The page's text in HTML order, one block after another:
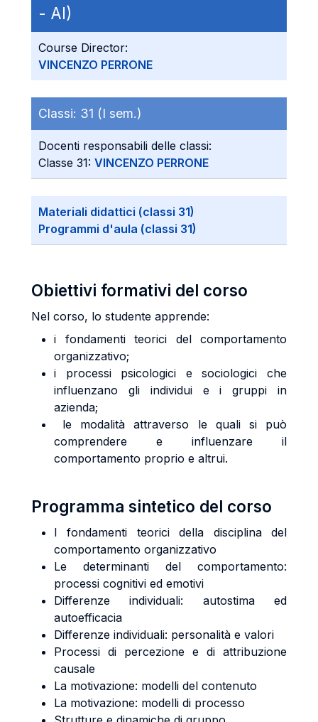
- AI)
Course Director:
VINCENZO PERRONE
Classi: 31 (I sem.)
Docenti responsabili delle classi:
Classe 31: VINCENZO PERRONE
Materiali didattici (classi 31)
Programmi d'aula (classi 31)
Obiettivi formativi del corso
Nel corso, lo studente apprende:
i fondamenti teorici del comportamento
organizzativo;
i processi psicologici e sociologici che
influenzano gli individui e i gruppi in
azienda;
le modalità attraverso le quali si può
comprendere e influenzare il
comportamento proprio e altrui.
Programma sintetico del corso
I fondamenti teorici della disciplina del
comportamento organizzativo
Le determinanti del comportamento:
processi cognitivi ed emotivi
Differenze individuali: autostima ed
autoefficacia
Differenze individuali: personalità e valori
Processi di percezione e di attribuzione
causale
La motivazione: modelli del contenuto
La motivazione: modelli di processo